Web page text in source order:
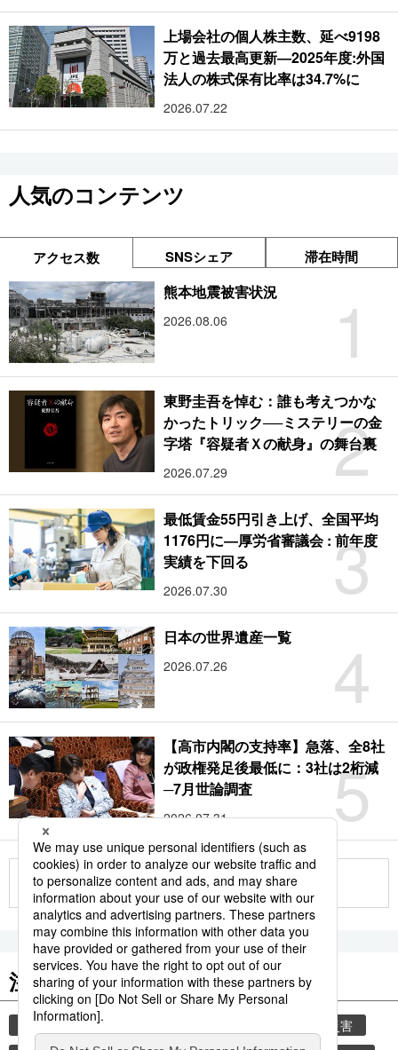
上場会社の個人株主数、延べ9198
万と過去最高更新―2025年度:外国
法人の株式保有比率は34.7%に
2026.07.22
人気のコンテンツ
アクセス数 SNSシェア 滞在時間
1
熊本地震被害状況
2026.08.06
2
東野圭吾を悼む：誰も考えつかな
かったトリック──ミステリーの金
字塔『容疑者Ｘの献身』の舞台裏
2026.07.29
3
最低賃金55円引き上げ、全国平均
1176円に―厚労省審議会 : 前年度
実績を下回る
2026.07.30
4
日本の世界遺産一覧
2026.07.26
5
【高市内閣の支持率】急落、全8社
が政権発足後最低に：3社は2桁減
─7月世論調査
2026.07.31
もっと見る
注目のキーワード
共同通信ニュース
災害